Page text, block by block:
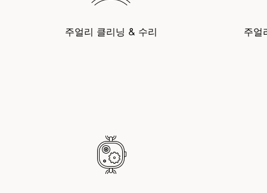
주얼리 클리닝 & 수리 주얼